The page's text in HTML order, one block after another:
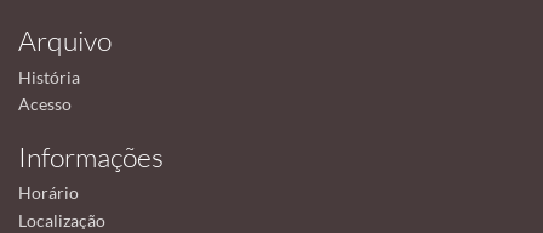
Arquivo
História
Acesso
Informações
Horário
Localização